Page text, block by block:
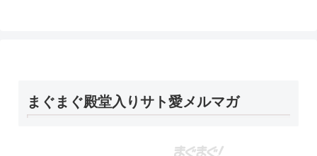
まぐまぐ殿堂入りサト愛メルマガ